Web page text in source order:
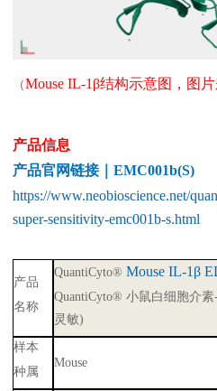
（Mouse IL-1β结构示意图，图
产品信息
产品官网链接｜EMC001b(S)
https://www.neobioscience.net/
super-sensitivity-emc001b-s.html
产品
名称
QuantiCyto®Mouse IL-1β
QuantiCyto® 小鼠白细胞介
灵敏)
样本
种属
Mouse